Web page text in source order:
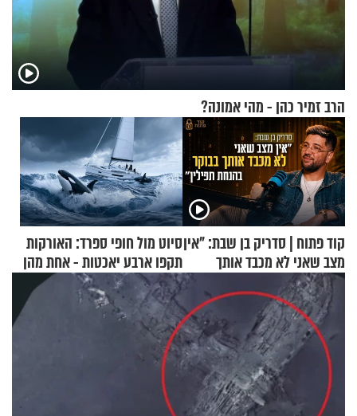
הרב זמיר כהן - מהי אמונה?
קוד פתוח | סדריק בן שבת: "אין
מצב שאני לא מכבד אותך
בבוקר בהנחת תפילין"
סיוט מול חופי ספרד: האורקות
תקפו ארבע יאכטות - אחת מהן
טבעה